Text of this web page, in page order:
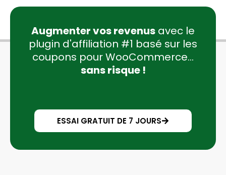
Augmenter vos revenus avec le
plugin d'affiliation #1 basé sur les
coupons pour WooCommerce...
sans risque !
ESSAI GRATUIT DE 7 JOURS